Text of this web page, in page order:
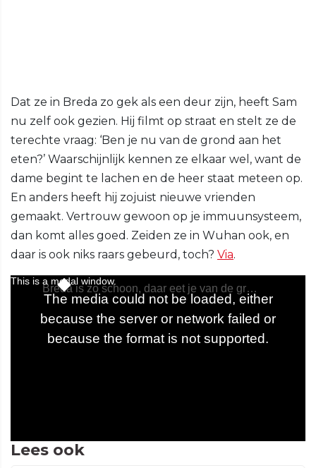
Dat ze in Breda zo gek als een deur zijn, heeft Sam
nu zelf ook gezien. Hij filmt op straat en stelt ze de
terechte vraag: ‘Ben je nu van de grond aan het
eten?’ Waarschijnlijk kennen ze elkaar wel, want de
dame begint te lachen en de heer staat meteen op.
En anders heeft hij zojuist nieuwe vrienden
gemaakt. Vertrouw gewoon op je immuunsysteem,
dan komt alles goed. Zeiden ze in Wuhan ook, en
daar is ook niks raars gebeurd, toch? Via.
Lees ook